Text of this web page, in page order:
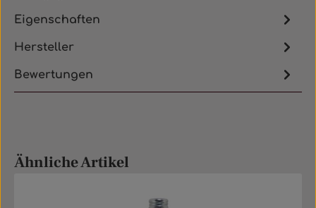
Eigenschaften
Hersteller
Bewertungen
Produktgalerie überspringen
Ähnliche Artikel